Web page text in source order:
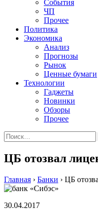
События
ЧП
Прочее
Политика
Экономика
Анализ
Прогнозы
Рынок
Ценные бумаги
Технологии
Гаджеты
Новинки
Обзоры
Прочее
Найти:
ЦБ отозвал
Главная › Банки › ЦБ
30.04.2017